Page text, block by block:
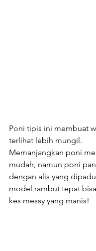
Poni tipis ini membuat
terlihat lebih mungil.
Memanjangkan poni
mudah, namun poni
dengan alis yang
model rambut tepat
kes messy yang manis!